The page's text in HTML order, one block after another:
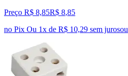
Preço R$ 8,85R$ 8,85
no Pix Ou 1x de R$ 10,29 sem jurosou